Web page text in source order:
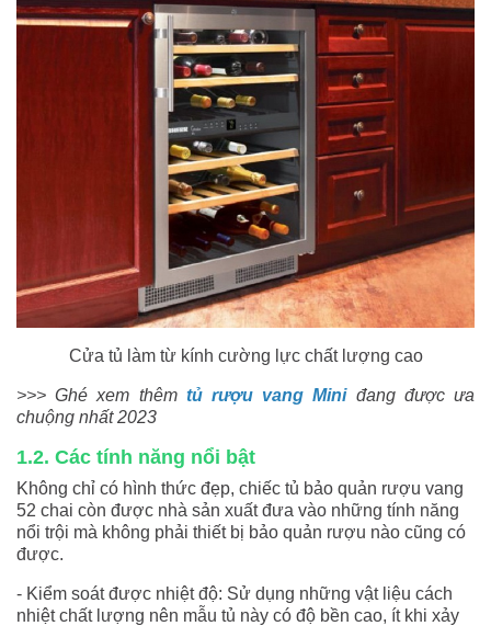
Cửa tủ làm từ kính cường lực chất lượng cao
>>> Ghé xem thêm tủ rượu vang Miniđang được ưa
chuộng nhất 2023
1.2. Các tính năng nổi bật
Không chỉ có hình thức đẹp, chiếc tủ bảo quản rượu vang
52 chai còn được nhà sản xuất đưa vào những tính năng
nổi trội mà không phải thiết bị bảo quản rượu nào cũng có
được.
- Kiểm soát được nhiệt độ: Sử dụng những vật liệu cách
nhiệt chất lượng nên mẫu tủ này có độ bền cao, ít khi xảy